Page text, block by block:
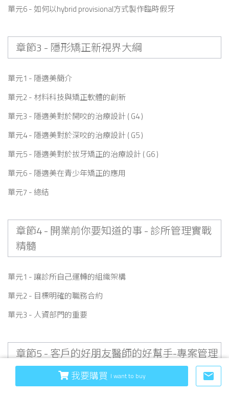
單元6 - 如何以hybrid provisional方式製作臨時假牙
章節3 - 隱形矯正新視界大綱
單元1 - 隱適美簡介
單元2 - 材料科技與矯正軟體的創新
單元3 - 隱適美對於開咬的治療設計 ( G4 )
單元4 - 隱適美對於深咬的治療設計 ( G5 )
單元5 - 隱適美對於拔牙矯正的治療設計 ( G6 )
單元6 - 隱適美在青少年矯正的應用
單元7 - 總結
章節4 - 開業前你要知道的事 - 診所管理實戰
精髓
單元1 - 讓診所自己運轉的組織架構
單元2 - 目標明確的職務合約
單元3 - 人資部門的重要
章節5 - 客戶的好朋友醫師的好幫手-專案管理
師
我要購買 I want to buy email